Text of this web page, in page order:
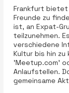
Frankfurt bietet
Freunde zu
ist, an Expat-
teilzunehmen.
verschiedene
Kultur bis hin zu
'Meetup.com'
Anlaufstellen.
gemeinsame